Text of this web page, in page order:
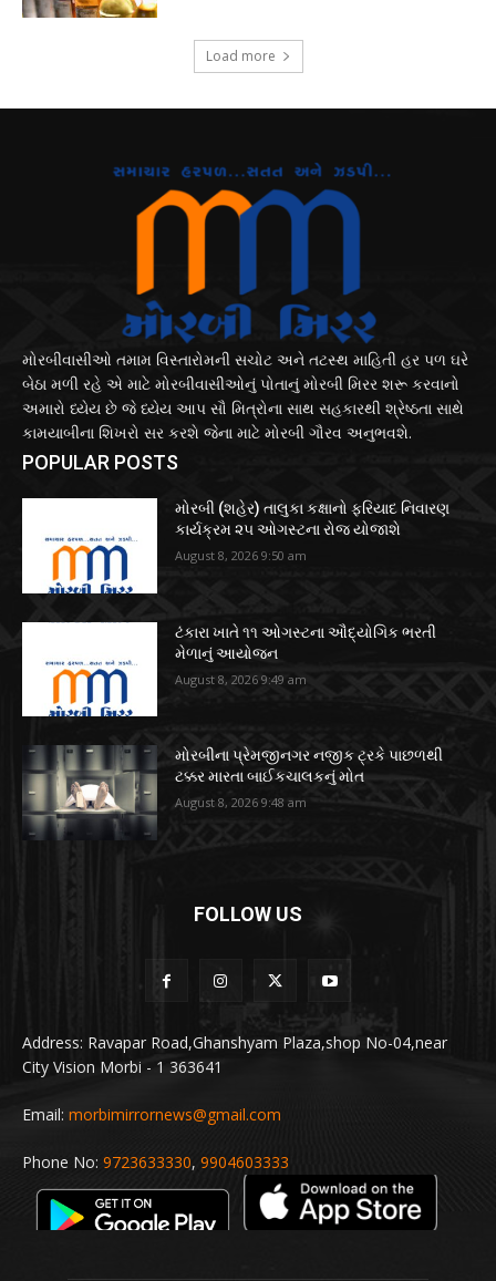
Load more
મોરબીવાસીઓ તમામ વિસ્તારોમની સચોટ અને તટસ્થ માહિતી હર પળ ઘરે
બેઠા મળી રહે એ માટે મોરબીવાસીઓનું પોતાનું મોરબી મિરર શરૂ કરવાનો
અમારો ધ્યેય છે જે ધ્યેય આપ સૌ મિત્રોના સાથ સહકારથી શ્રેષ્ઠતા સાથે
કામયાબીના શિખરો સર કરશે જેના માટે મોરબી ગૌરવ અનુભવશે.
POPULAR POSTS
મોરબી (શહેર) તાલુકા કક્ષાનો ફરિયાદ નિવારણ
કાર્યક્રમ ૨૫ ઓગસ્ટના રોજ યોજાશે
August 8, 2026 9:50 am
ટંકારા ખાતે ૧૧ ઓગસ્ટના ઔદ્યોગિક ભરતી
મેળાનું આયોજન
August 8, 2026 9:49 am
મોરબીના પ્રેમજીનગર નજીક ટ્રકે પાછળથી
ટક્કર મારતા બાઈકચાલકનું મોત
August 8, 2026 9:48 am
FOLLOW US
Address: Ravapar Road,Ghanshyam Plaza,shop No-04,near
City Vision Morbi - 1 363641
Email: morbimirrornews@gmail.com
Phone No: 9723633330, 9904603333